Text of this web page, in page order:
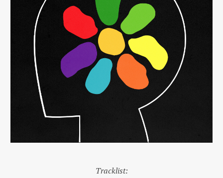
Tracklist: